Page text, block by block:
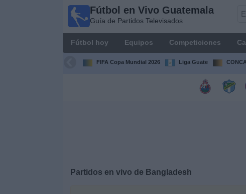
Fútbol en Vivo Guatemala
Guía de Partidos Televisados
Fútbol hoy Equipos Competiciones
FIFA Copa Mundial 2026 Liga Guate
Partidos en vivo de Bangladesh
Fútbol en
Guatemala